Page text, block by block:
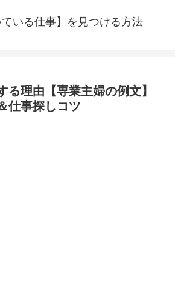
ている仕事】を見つける方法
る理由【専業主婦の例文】
仕事探しコツ